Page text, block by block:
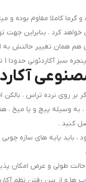
کاملا مقاوم بوده و
کرد . بنابراین جهت
همان تغییر حالتش به
برگ ها وزن ناچیزی داشته و فقط چوب های سازه وزنی دارند .
روی نرده تراس ، بالکن
وسیله پیچ و یا میخ ،
کنید .
، باید پایه های سازه
طولی و عرض امکان